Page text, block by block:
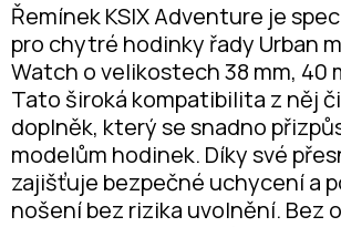
Řemínek KSIX Adventure je
pro chytré hodinky řady Urban
Watch o velikostech 38 mm, 40
Tato široká kompatibilita z něj
doplněk, který se snadno
modelům hodinek. Díky své
zajišťuje bezpečné uchycení a
nošení bez rizika uvolnění. Bez